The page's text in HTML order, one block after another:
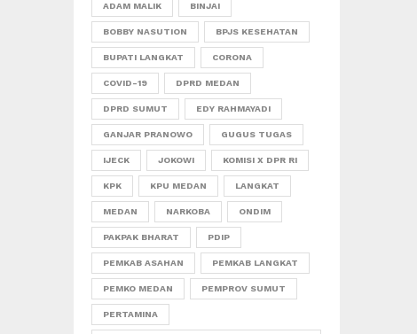
ADAM MALIK BINJAI
BOBBY NASUTION BPJS KESEHATAN
BUPATI LANGKAT CORONA
COVID-19 DPRD MEDAN
DPRD SUMUT EDY RAHMAYADI
GANJAR PRANOWO GUGUS TUGAS
IJECK JOKOWI KOMISI X DPR RI
KPK KPU MEDAN LANGKAT
MEDAN NARKOBA ONDIM
PAKPAK BHARAT PDIP
PEMKAB ASAHAN PEMKAB LANGKAT
PEMKO MEDAN PEMPROV SUMUT
PERTAMINA